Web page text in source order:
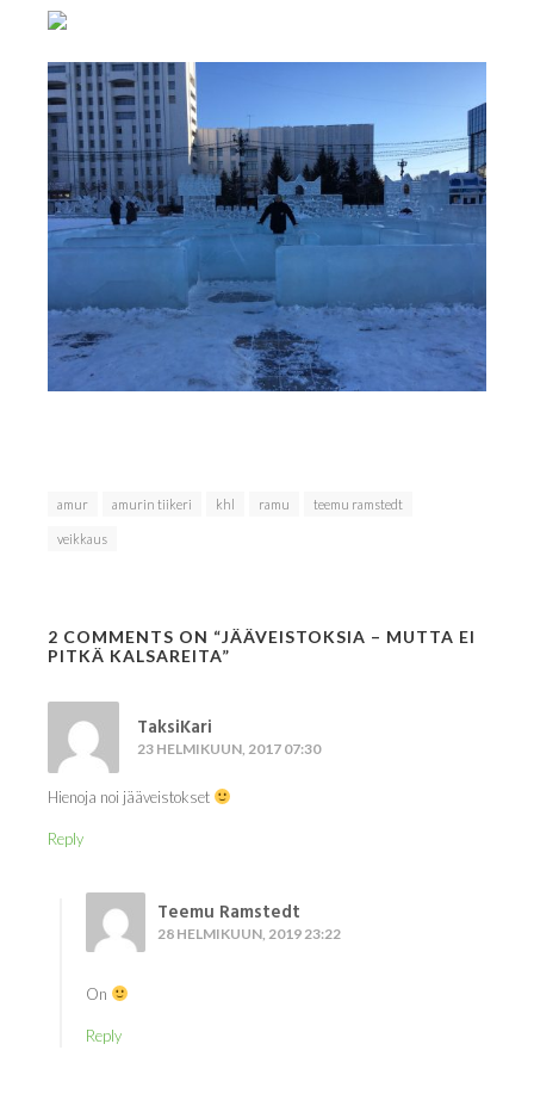
amur amurin tiikeri khl ramu teemu ramstedt
veikkaus
2 COMMENTS ON “JÄÄVEISTOKSIA – MUTTA EI
PITKÄ KALSAREITA”
TaksiKari
23 HELMIKUUN, 2017 07:30
Hienoja noi jääveistokset
Reply
Teemu Ramstedt
28 HELMIKUUN, 2019 23:22
On
Reply